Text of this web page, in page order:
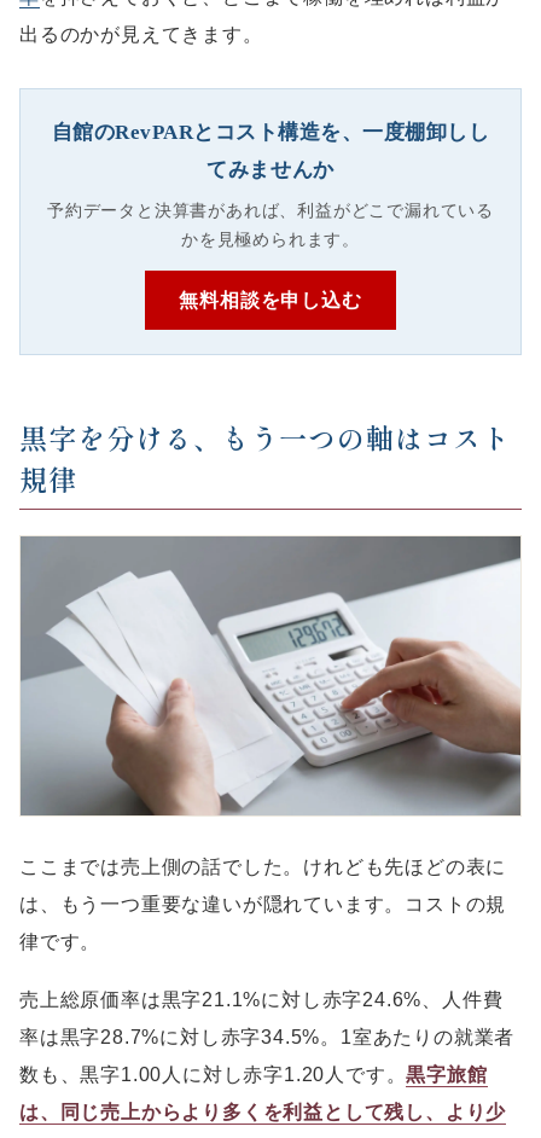
出るのかが見えてきます。
自館のRevPARとコスト構造を、一度棚卸しし
てみませんか
予約データと決算書があれば、利益がどこで漏れている
かを見極められます。
無料相談を申し込む
黒字を分ける、もう一つの軸はコスト
規律
ここまでは売上側の話でした。けれども先ほどの表に
は、もう一つ重要な違いが隠れています。コストの規
律です。
売上総原価率は黒字21.1%に対し赤字24.6%、人件費
率は黒字28.7%に対し赤字34.5%。1室あたりの就業者
数も、黒字1.00人に対し赤字1.20人です。黒字旅館
は、同じ売上からより多くを利益として残し、より少